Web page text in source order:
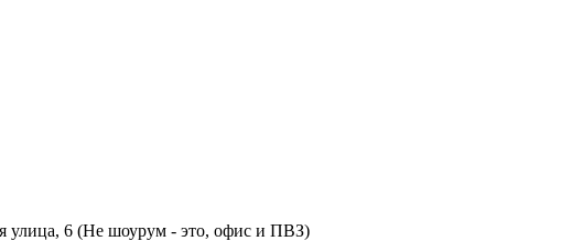
улица, 6 (Не шоурум - это, офис и ПВЗ)